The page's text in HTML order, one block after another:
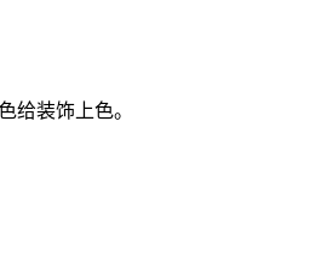
给装饰上色。